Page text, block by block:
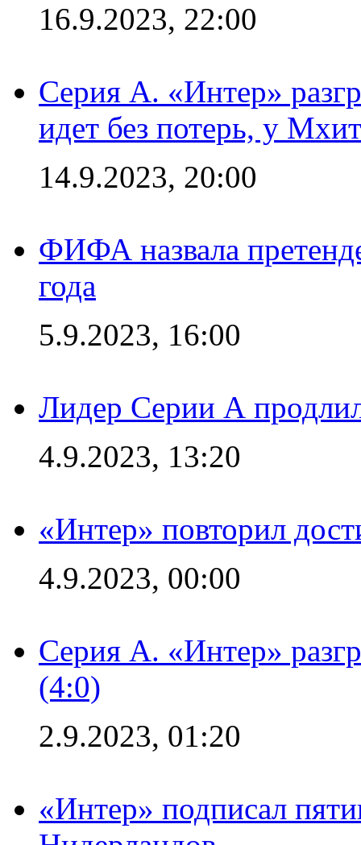
16.9.2023, 22:00
Серия А. «Интер»
идет без потерь, у
14.9.2023, 20:00
ФИФА назвала
года
5.9.2023, 16:00
Лидер Серии А
4.9.2023, 13:20
«Интер» повторил
4.9.2023, 00:00
Серия А. «Интер»
(4:0)
2.9.2023, 01:20
«Интер» подписал